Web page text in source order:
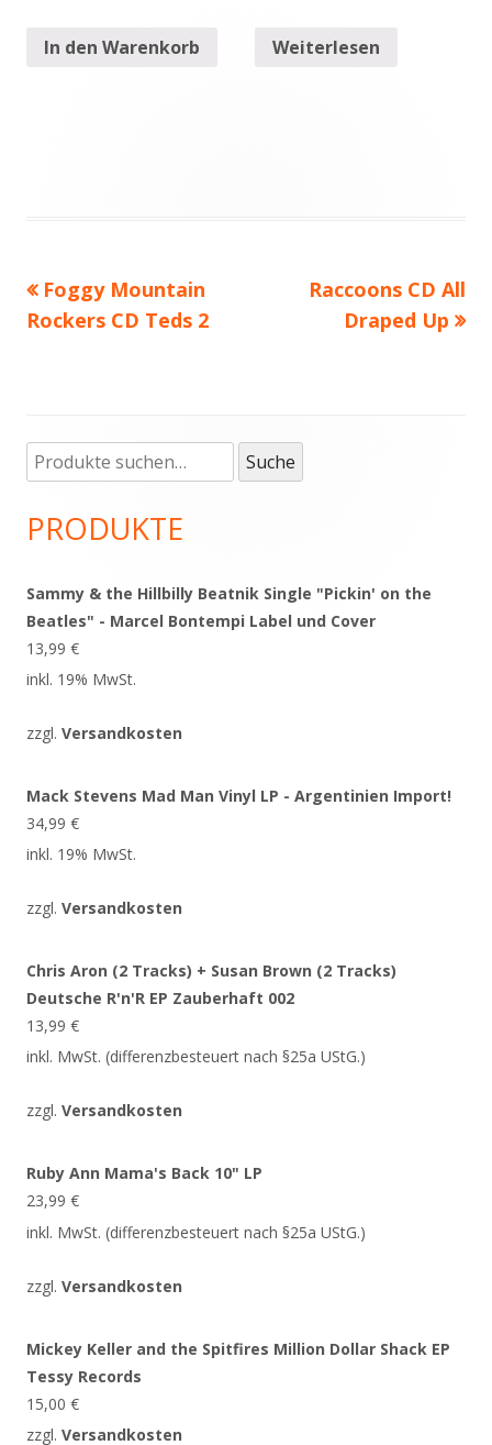
In den Warenkorb Weiterlesen
Beitragsnavigation
Vorheriger
Beitrag:
Foggy Mountain
Rockers CD Teds 2
Nächster
Beitrag
Raccoons CD All
Draped Up
Haupt-
Seitenleiste
Suche
nach:
Suche
PRODUKTE
Sammy & the Hillbilly Beatnik Single "Pickin' on the
Beatles" - Marcel Bontempi Label und Cover
13,99 €
inkl. 19% MwSt.
zzgl. Versandkosten
Mack Stevens Mad Man Vinyl LP - Argentinien Import!
34,99 €
inkl. 19% MwSt.
zzgl. Versandkosten
Chris Aron (2 Tracks) + Susan Brown (2 Tracks)
Deutsche R'n'R EP Zauberhaft 002
13,99 €
inkl. MwSt. (differenzbesteuert nach §25a UStG.)
zzgl. Versandkosten
Ruby Ann Mama's Back 10" LP
23,99 €
inkl. MwSt. (differenzbesteuert nach §25a UStG.)
zzgl. Versandkosten
Mickey Keller and the Spitfires Million Dollar Shack EP
Tessy Records
15,00 €
zzgl. Versandkosten